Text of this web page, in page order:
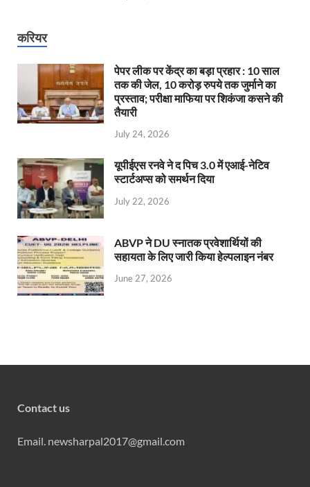
करियर
पेपर लीक पर केंद्र का बड़ा प्रहार : 10 साल
तक की जेल, 10 करोड़ रुपये तक जुर्माने का
प्रस्ताव; परीक्षा माफिया पर शिकंजा कसने की
तैयारी
July 24, 2026
यूपीईएस रनवे ने द पिच 3.0 में एआई-नेटिव
स्टार्टअप्स को समर्थन दिया
July 22, 2026
ABVP ने DU स्नातक प्रवेशार्थियों की
सहायता के लिए जारी किया हेल्पलाइन नंबर
June 27, 2026
Contact us
Email. newsharpal2017@gmail.com